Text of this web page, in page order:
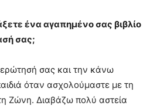
ένα αγαπημένο σας βιβλίο
σας;
σας και την κάνω
όταν ασχολούμαστε με τη
Ζώνη. Διαβάζω πολύ αστεία